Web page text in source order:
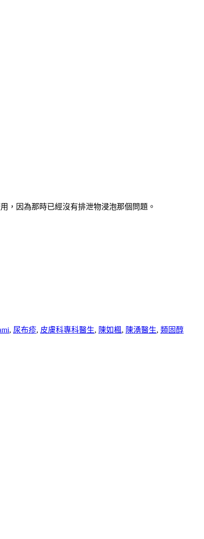
，因為那時已經沒有排泄物浸泡那個問題。
, 尿布疹, 皮膚科專科醫生, 陳如楓, 陳湧醫生, 類固醇